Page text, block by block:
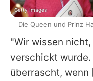
"Wir wissen
verschickt
überrascht, wenn
Getty Images
Die Queen und Prinz